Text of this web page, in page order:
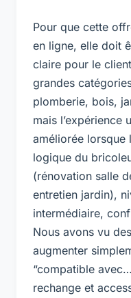
Pour que cette
en ligne, elle doit
claire pour le
grandes
plomberie, bois,
mais l’expérience
améliorée lorsque
logique du
(rénovation salle
entretien jardin),
intermédiaire,
Nous avons vu
augmenter
“compatible
rechange et